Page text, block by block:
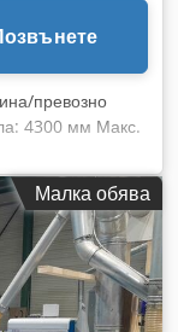
превозно
4300 мм Макс.
Iiiea Tsr Макс.
стягащите
Малка обява